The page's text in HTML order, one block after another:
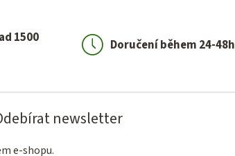
1500
Doručení během 24-48h
newsletter
e-shopu.